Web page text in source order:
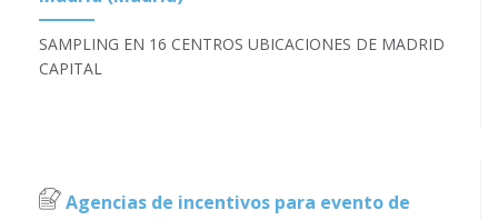
SAMPLING EN 16 CENTROS UBICACIONES DE MADRID
CAPITAL
Agencias de incentivos para evento de